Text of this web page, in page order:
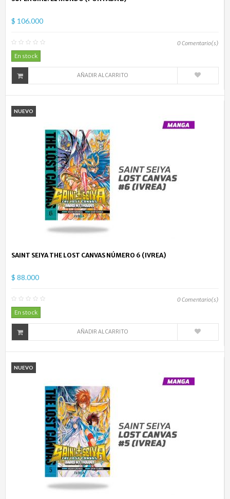
$ 106.000
0Comentario(s)
En stock
AÑADIR AL CARRITO
NUEVO
SAINT SEIYA THE LOST CANVAS NÚMERO 6 (IVREA)
$ 88.000
0Comentario(s)
En stock
AÑADIR AL CARRITO
NUEVO